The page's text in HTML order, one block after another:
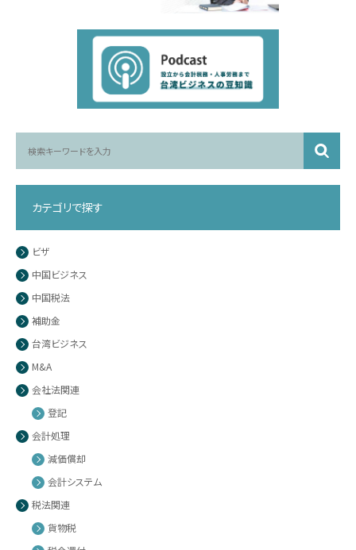
カテゴリで探す
ビザ
中国ビジネス
中国税法
補助金
台湾ビジネス
M&A
会社法関連
登記
会計処理
減価償却
会計システム
税法関連
貨物税